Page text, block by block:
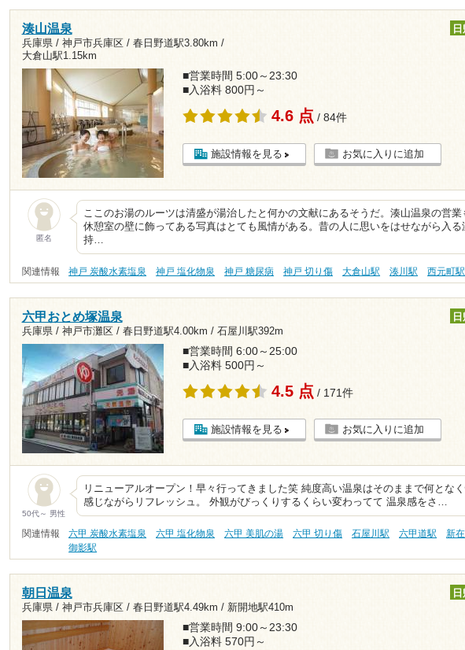
湊山温泉
兵庫県 / 神戸市兵庫区 / 春日野道駅3.80km /
大倉山駅1.15km
■営業時間 5:00～23:30
■入浴料 800円～
4.6 点 / 84件
施設情報を見る お気に入りに追加
匿名
ここのお湯のルーツは清盛が湯治したと何かの文献にあるそうだ。湊山温泉の営業
休憩室の壁に飾ってある写真はとても風情がある。昔の人に思いをはせながら入る
持…
関連情報 神戸 炭酸水素塩泉 神戸 塩化物泉 神戸 糖尿病 神戸 切り傷 大倉山駅 湊川駅 西元町駅
六甲おとめ塚温泉
兵庫県 / 神戸市灘区 / 春日野道駅4.00km / 石屋川駅392m
■営業時間 6:00～25:00
■入浴料 500円～
4.5 点 / 171件
施設情報を見る お気に入りに追加
50代～ 男性
リニューアルオープン！早々行ってきました笑 純度高い温泉はそのままで何とな
感じながらリフレッシュ。 外観がびっくりするくらい変わってて 温泉感をさ…
関連情報 六甲 炭酸水素塩泉 六甲 塩化物泉 六甲 美肌の湯 六甲 切り傷 石屋川駅 六甲道駅
新
御影駅
朝日温泉
兵庫県 / 神戸市兵庫区 / 春日野道駅4.49km / 新開地駅410m
■営業時間 9:00～23:30
■入浴料 570円～